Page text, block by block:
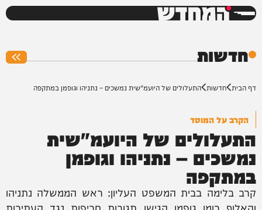
המחדש
חדשות
דף הבית חדשות התעלולים של היועמ"שית נמשכים – נתניהו וגופמן במתקפה
הקרב על המוסד
התעלולים של היועמ"שית
נמשכים – נתניהו וגופמן
במתקפה
קרב בלימה בבית המשפט העליון: ראש הממשלה נתניהו